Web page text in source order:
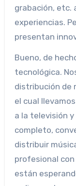
grabación, etc.
experiencias.
presentan
Bueno, de
tecnológica.
distribución de
el cual
a la televisión
completo,
distribuir
profesional
están